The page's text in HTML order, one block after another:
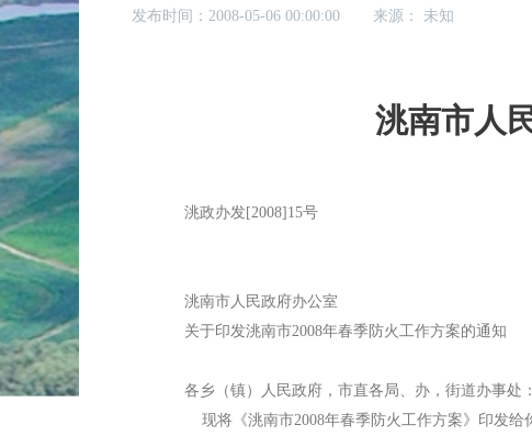
发布时间：2008-05-06 00:00:00 来源： 未知
洮南市人
洮政办发[2008]15号
洮南市人民政府办公室
关于印发洮南市2008年春季防火工作方案的通知
各乡（镇）人民政府，市直各局、办，街道办事处：
现将《洮南市2008年春季防火工作方案》印发给